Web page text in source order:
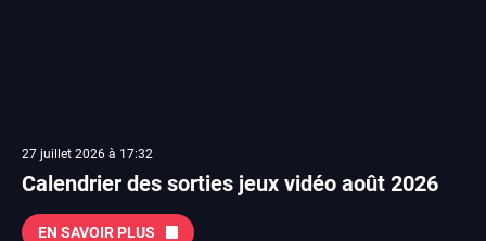
27 juillet 2026 à 17:32
Calendrier des sorties jeux vidéo août 2026
EN SAVOIR PLUS